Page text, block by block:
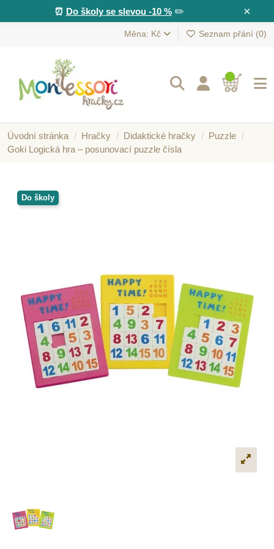
×
⏰ Do školy se slevou -10 %✏️
Měna: Kč Seznam přání (0)
Úvodní stránka Hračky Didaktické hračky
Puzzle
Goki Logická hra – posunovací puzzle čísla
Do školy